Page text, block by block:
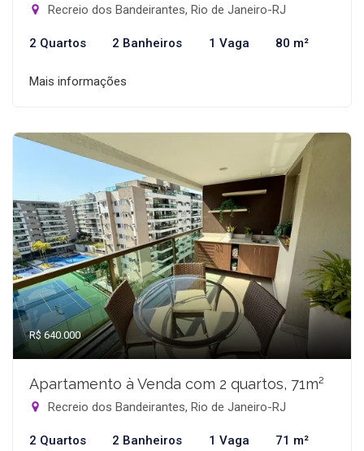
Recreio dos Bandeirantes, Rio de Janeiro-RJ
2 Quartos 2 Banheiros 1 Vaga 80 m²
Mais informações
R$ 640.000
Apartamento à Venda com 2 quartos, 71m²
Recreio dos Bandeirantes, Rio de Janeiro-RJ
2 Quartos 2 Banheiros 1 Vaga 71 m²